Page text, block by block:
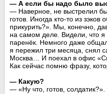
— А если бы надо было
— Наверное, не выстрелил
готов. Иногда кто-то из
прикурить?». Мы, конечно,
на самом деле. Видели, что
паренёк. Немного даже
я пережил три месяца, снял
Москва… И поехал в офис
Как сейчас помню фразу,
— Какую?
— «Ну что, готов, солдатик?».